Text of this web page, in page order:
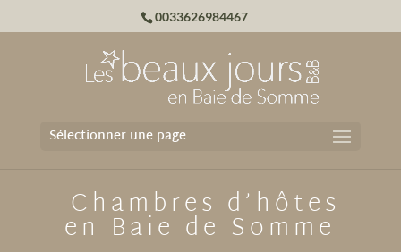
0033626984467
Sélectionner une page
Chambres d’hôtes
en Baie de Somme